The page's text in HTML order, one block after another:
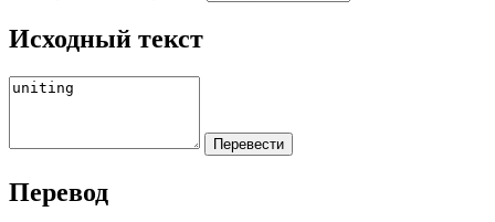
Исходный текст
Перевод